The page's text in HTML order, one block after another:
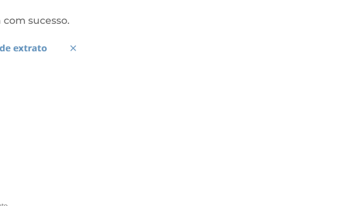
sucesso.